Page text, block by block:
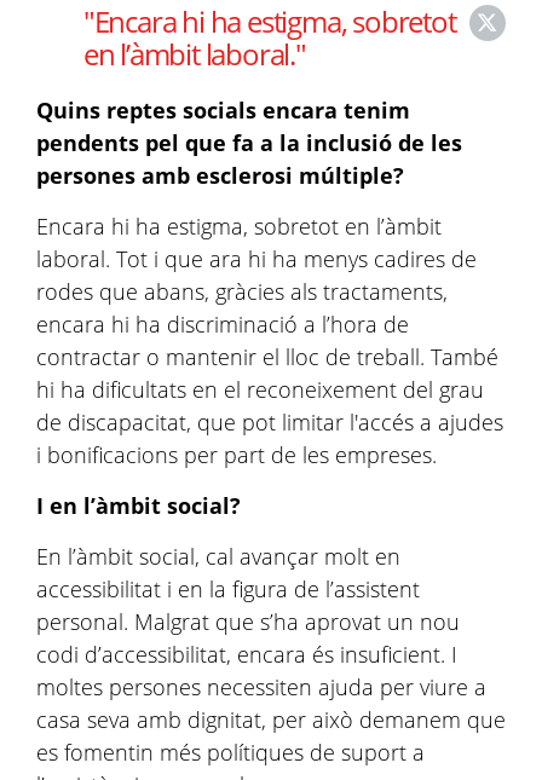
"Encara hi ha estigma, sobretot
en l’àmbit laboral."
Quins reptes socials encara tenim
pendents pel que fa a la inclusió de les
persones amb esclerosi múltiple?
Encara hi ha estigma, sobretot en l’àmbit
laboral. Tot i que ara hi ha menys cadires de
rodes que abans, gràcies als tractaments,
encara hi ha discriminació a l’hora de
contractar o mantenir el lloc de treball. També
hi ha dificultats en el reconeixement del grau
de discapacitat, que pot limitar l'accés a ajudes
i bonificacions per part de les empreses.
I en l’àmbit social?
En l’àmbit social, cal avançar molt en
accessibilitat i en la figura de l’assistent
personal. Malgrat que s’ha aprovat un nou
codi d’accessibilitat, encara és insuficient. I
moltes persones necessiten ajuda per viure a
casa seva amb dignitat, per això demanem que
es fomentin més polítiques de suport a